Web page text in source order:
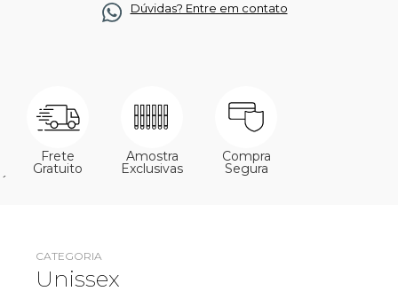
Dúvidas? Entre em contato
Frete
Gratuito
Amostra
Exclusivas
Compra
Segura
´
CATEGORIA
Unissex